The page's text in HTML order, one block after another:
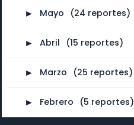
► Mayo (24 reportes)
► Abril (15 reportes)
► Marzo (25 reportes)
► Febrero (5 reportes)